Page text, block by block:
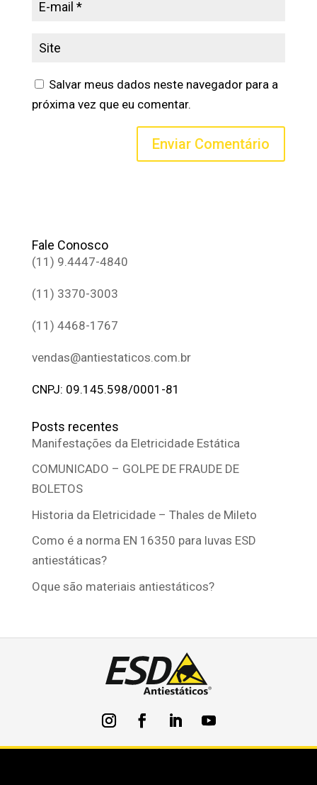
Salvar meus dados neste navegador para a
próxima vez que eu comentar.
Fale Conosco
(11) 9.4447-4840
(11) 3370-3003
(11) 4468-1767
vendas@antiestaticos.com.br
CNPJ: 09.145.598/0001-81
Posts recentes
Manifestações da Eletricidade Estática
COMUNICADO – GOLPE DE FRAUDE DE
BOLETOS
Historia da Eletricidade – Thales de Mileto
Como é a norma EN 16350 para luvas ESD
antiestáticas?
Oque são materiais antiestáticos?